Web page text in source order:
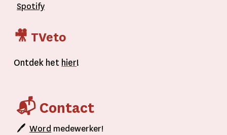
Spotify
🎥 TVeto
Ontdek het hier!
📬 Contact
🖊Word medewerker!